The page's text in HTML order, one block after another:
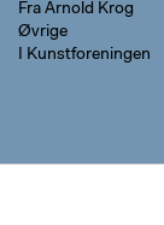
Fra Arnold Krog
Øvrige
I Kunstforeningen